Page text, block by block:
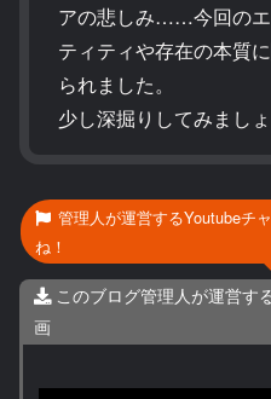
アの悲しみ……今回の
ティティや存在の本質
られました。
少し深掘りしてみましょ
管理人が運営するYoutubeチ
ね！
このブログ管理人が運営す
画